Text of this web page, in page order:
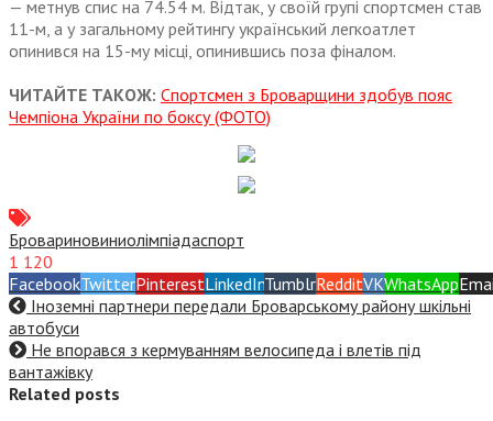
— метнув спис на 74.54 м. Відтак, у своїй групі спортсмен став
11-м, а у загальному рейтингу український легкоатлет
опинився на 15-му місці, опинившись поза фіналом.
ЧИТАЙТЕ ТАКОЖ: Спортсмен з Броварщини здобув пояс
Чемпіона України по боксу (ФОТО)
Бровариновиниолімпіадаспорт
1 120
FacebookTwitterPinterestLinkedInTumblrRedditVKWhatsApp
Іноземні партнери передали Броварському району шкільні
автобуси
Не впорався з кермуванням велосипеда і влетів під
вантажівку
Related posts